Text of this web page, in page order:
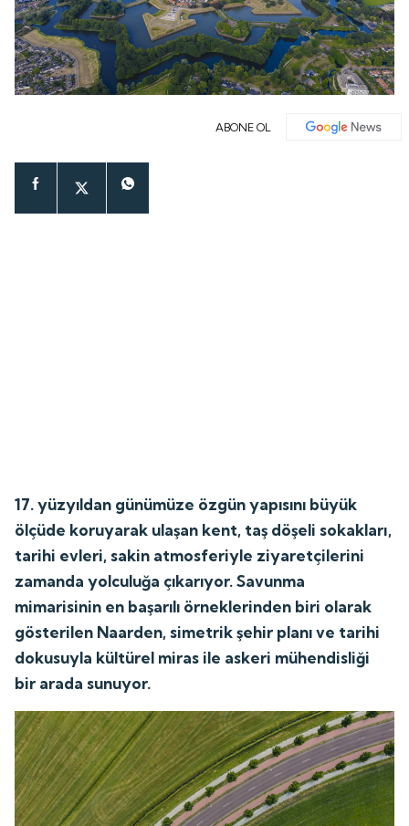
ABONE OL
17. yüzyıldan günümüze özgün yapısını büyük
ölçüde koruyarak ulaşan kent, taş döşeli sokakları,
tarihi evleri, sakin atmosferiyle ziyaretçilerini
zamanda yolculuğa çıkarıyor. Savunma
mimarisinin en başarılı örneklerinden biri olarak
gösterilen Naarden, simetrik şehir planı ve tarihi
dokusuyla kültürel miras ile askeri mühendisliği
bir arada sunuyor.